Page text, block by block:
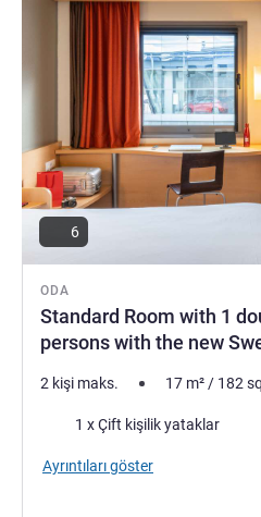
ODA
Standard Room with 1
persons with the new
6
2 kişi maks. 17 m²/ 182
1 x Çift kişilik yataklar
Ayrıntıları göster